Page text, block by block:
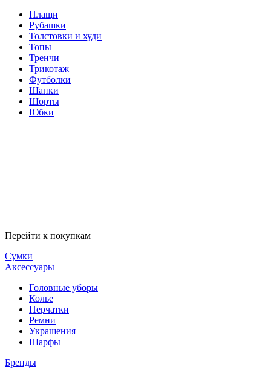
Плащи
Рубашки
Толстовки и худи
Топы
Тренчи
Трикотаж
Футболки
Шапки
Шорты
Юбки
Перейти к покупкам
Сумки
Аксессуары
Головные уборы
Колье
Перчатки
Ремни
Украшения
Шарфы
Бренды